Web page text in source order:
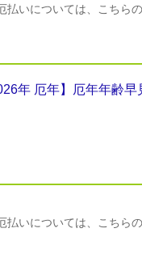
いについては、こちら
年 厄年】厄年年齢
いについては、こちら